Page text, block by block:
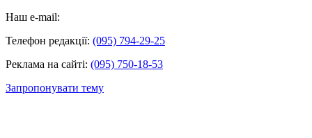
Наш e-mail:
Телефон редакції: (095) 794-29-25
Реклама на сайті: (095) 750-18-53
Запропонувати тему